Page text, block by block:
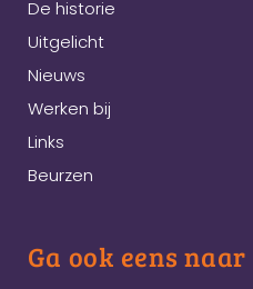
De historie
Uitgelicht
Nieuws
Werken bij
Links
Beurzen
Ga ook eens naar